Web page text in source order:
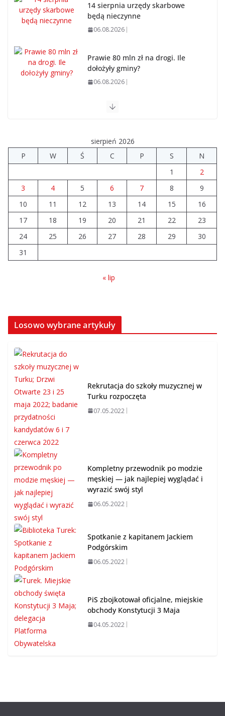
14 sierpnia urzędy skarbowe
będą nieczynne
06.08.2026
Prawie 80 mln zł na drogi. Ile
dołożyły gminy?
06.08.2026
Szkoła we Władysławowie
Prawie 20 tys. zł dla dyrektora
szpitala. Podwyżka mimo
finansowych problemów
04.08.2026
Brylant dla Turku? 255. miejsce
trudno uznać za sukces
sierpień 2026
P
W Ś C P S
N
1
2
3
4 5 6 7 8
9
10
11 12 13 14 15
16
17
18 19 20 21 22
23
24
25 26 27 28 29
30
31
« lip
Losowo wybrane artykuły
Rekrutacja do szkoły muzycznej w
Turku rozpoczęta
07.05.2022
Kompletny przewodnik po modzie
męskiej — jak najlepiej wyglądać i
wyrazić swój styl
06.05.2022
Spotkanie z kapitanem Jackiem
Podgórskim
06.05.2022
PiS zbojkotował oficjalne, miejskie
obchody Konstytucji 3 Maja
04.05.2022